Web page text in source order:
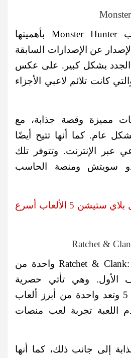
تعرف سلسلة ألعاب Monster Hunter بأهميتها
عن الإصدارات السابقة
الجدد بشكل كبير. على عكس
كانت تلائم لاعبي الأجزاء
مميزة وقصة جذابة، مع
عام. كما أنها تتيح أيضًا
عبر الإنترنت. وتتوفر تلك
سويتش ومنصة الحاسب
لماذا يشغل بلاي ستيشن 5 الألعاب أسرع
تعد لعبة Ratchet & Clank: Rift Apart واحدة من
الأول. وهي تأتي حصرية
لمنصة بلاي ستيشن 5 وتعد واحدة من أبرز ألعاب
اللعبة تجربة لعب منصات
إلى جانب ذلك، كما أنها